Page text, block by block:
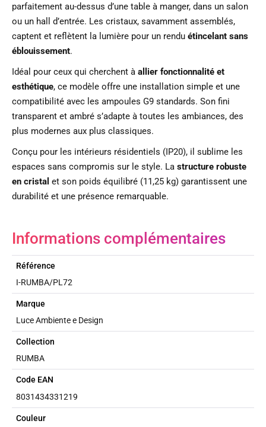
parfaitement au-dessus d’une table à manger, dans un salon
ou un hall d’entrée. Les cristaux, savamment assemblés,
captent et reflètent la lumière pour un rendu étincelant sans
éblouissement.
Idéal pour ceux qui cherchent à allier fonctionnalité et
esthétique, ce modèle offre une installation simple et une
compatibilité avec les ampoules G9 standards. Son fini
transparent et ambré s’adapte à toutes les ambiances, des
plus modernes aux plus classiques.
Conçu pour les intérieurs résidentiels (IP20), il sublime les
espaces sans compromis sur le style. La structure robuste
en cristal et son poids équilibré (11,25 kg) garantissent une
durabilité et une présence remarquable.
Informations complémentaires
Référence
I-RUMBA/PL72
Marque
Luce Ambiente e Design
Collection
RUMBA
Code EAN
8031434331219
Couleur